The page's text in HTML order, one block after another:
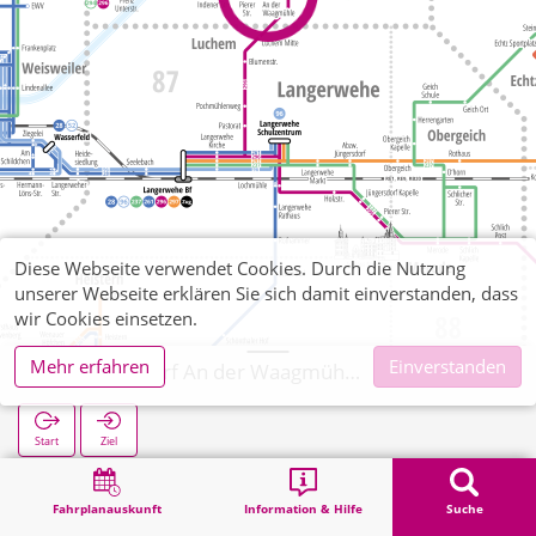
Fahrplanauskunft Information & Hilfe Suche
Start Ziel
Inden/Altdorf An der Waagmühle
Diese Webseite verwendet Cookies. Durch die Nutzung
unserer Webseite erklären Sie sich damit einverstanden, dass
wir Cookies einsetzen.
Mehr erfahren
Einverstanden